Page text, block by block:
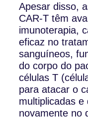
Apesar disso,
CAR-T têm
imunoterapia,
eficaz no
sanguíneos,
do corpo do
células T
para atacar o
multiplicadas e
novamente no